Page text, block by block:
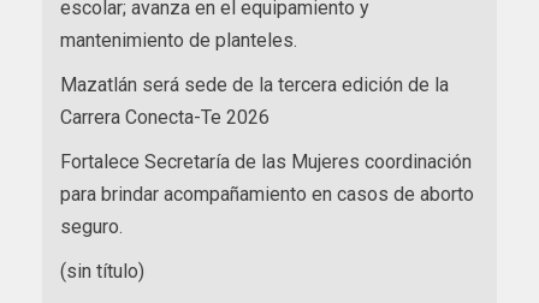
escolar; avanza en el equipamiento y
mantenimiento de planteles.
Mazatlán será sede de la tercera edición de la
Carrera Conecta-Te 2026
Fortalece Secretaría de las Mujeres coordinación
para brindar acompañamiento en casos de aborto
seguro.
(sin título)